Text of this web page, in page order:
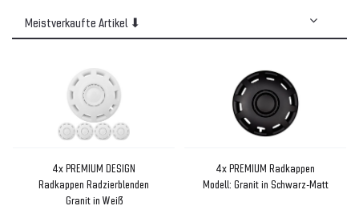
4x PREMIUM DESIGN
Radkappen Radzierblenden
Granit in Weiß
4x PREMIUM Radkappen
Modell: Granit in Schwarz-Matt